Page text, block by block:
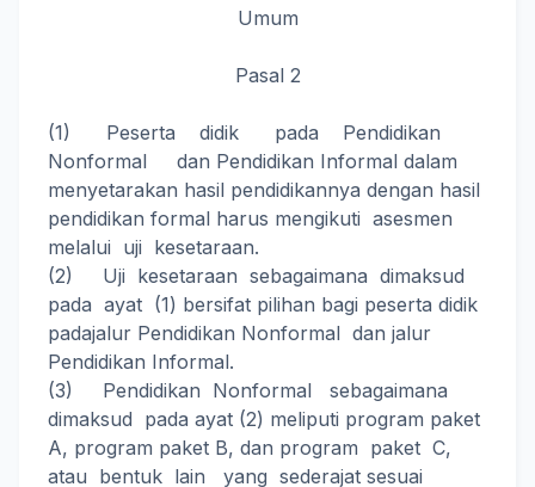
Umum
Pasal 2
(1) Peserta didik pada Pendidikan
Nonformal dan Pendidikan Informal dalam
menyetarakan hasil pendidikannya dengan hasil
pendidikan formal harus mengikuti asesmen
melalui uji kesetaraan.
(2) Uji kesetaraan sebagaimana dimaksud
pada ayat (1) bersifat pilihan bagi peserta didik
padajalur Pendidikan Nonformal dan jalur
Pendidikan Informal.
(3) Pendidikan Nonformal sebagaimana
dimaksud pada ayat (2) meliputi program paket
A, program paket B, dan program paket C,
atau bentuk lain yang sederajat sesuai